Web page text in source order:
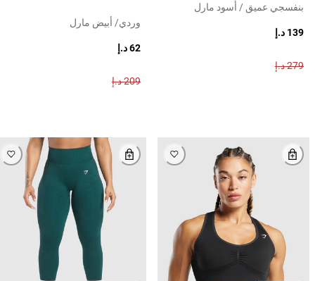
بنفسجي عميق / أسود مارل
139 د.إ
279 د.إ
وردي/ أبيض مارل
62 د.إ
209 د.إ